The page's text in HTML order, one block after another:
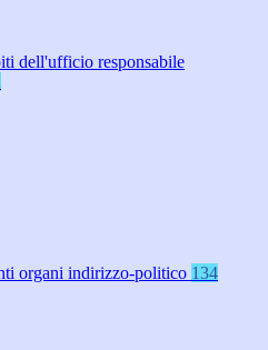
dell'ufficio responsabile
organi indirizzo-politico 134